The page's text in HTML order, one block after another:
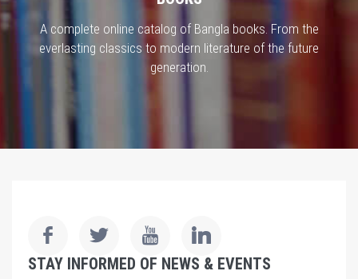
A complete online catalog of Bangla books. From the
everlasting classics to modern literature of the future
generation.
STAY INFORMED OF NEWS & EVENTS